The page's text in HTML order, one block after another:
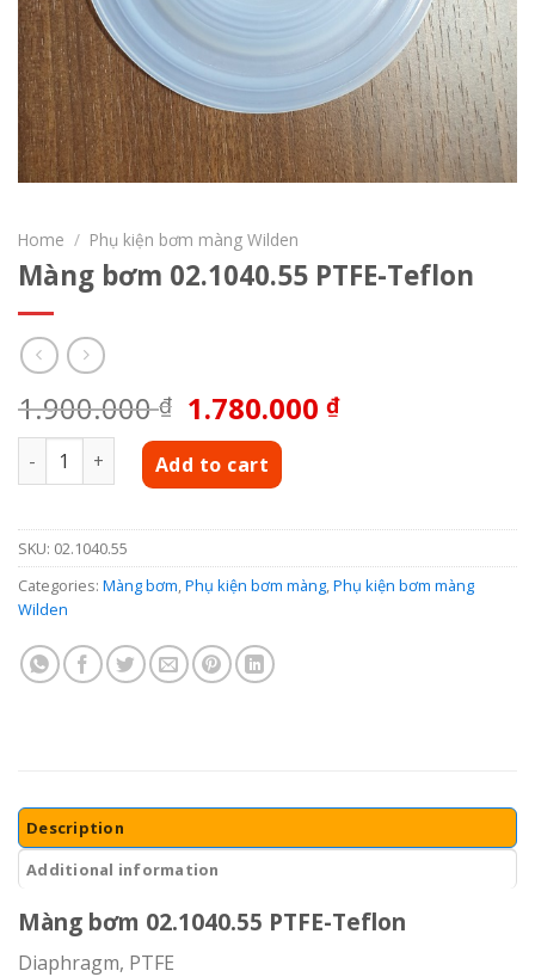
Home / Phụ kiện bơm màng Wilden
Màng bơm 02.1040.55 PTFE-Teflon
1.900.000₫ 1.780.000₫
Màng bơm 02.1040.55 PTFE-Teflon quantity
Add to cart
SKU: 02.1040.55
Categories: Màng bơm,Phụ kiện bơm màng,Phụ kiện bơm màng
Wilden
Description
Additional information
Màng bơm 02.1040.55 PTFE-Teflon
Diaphragm, PTFE